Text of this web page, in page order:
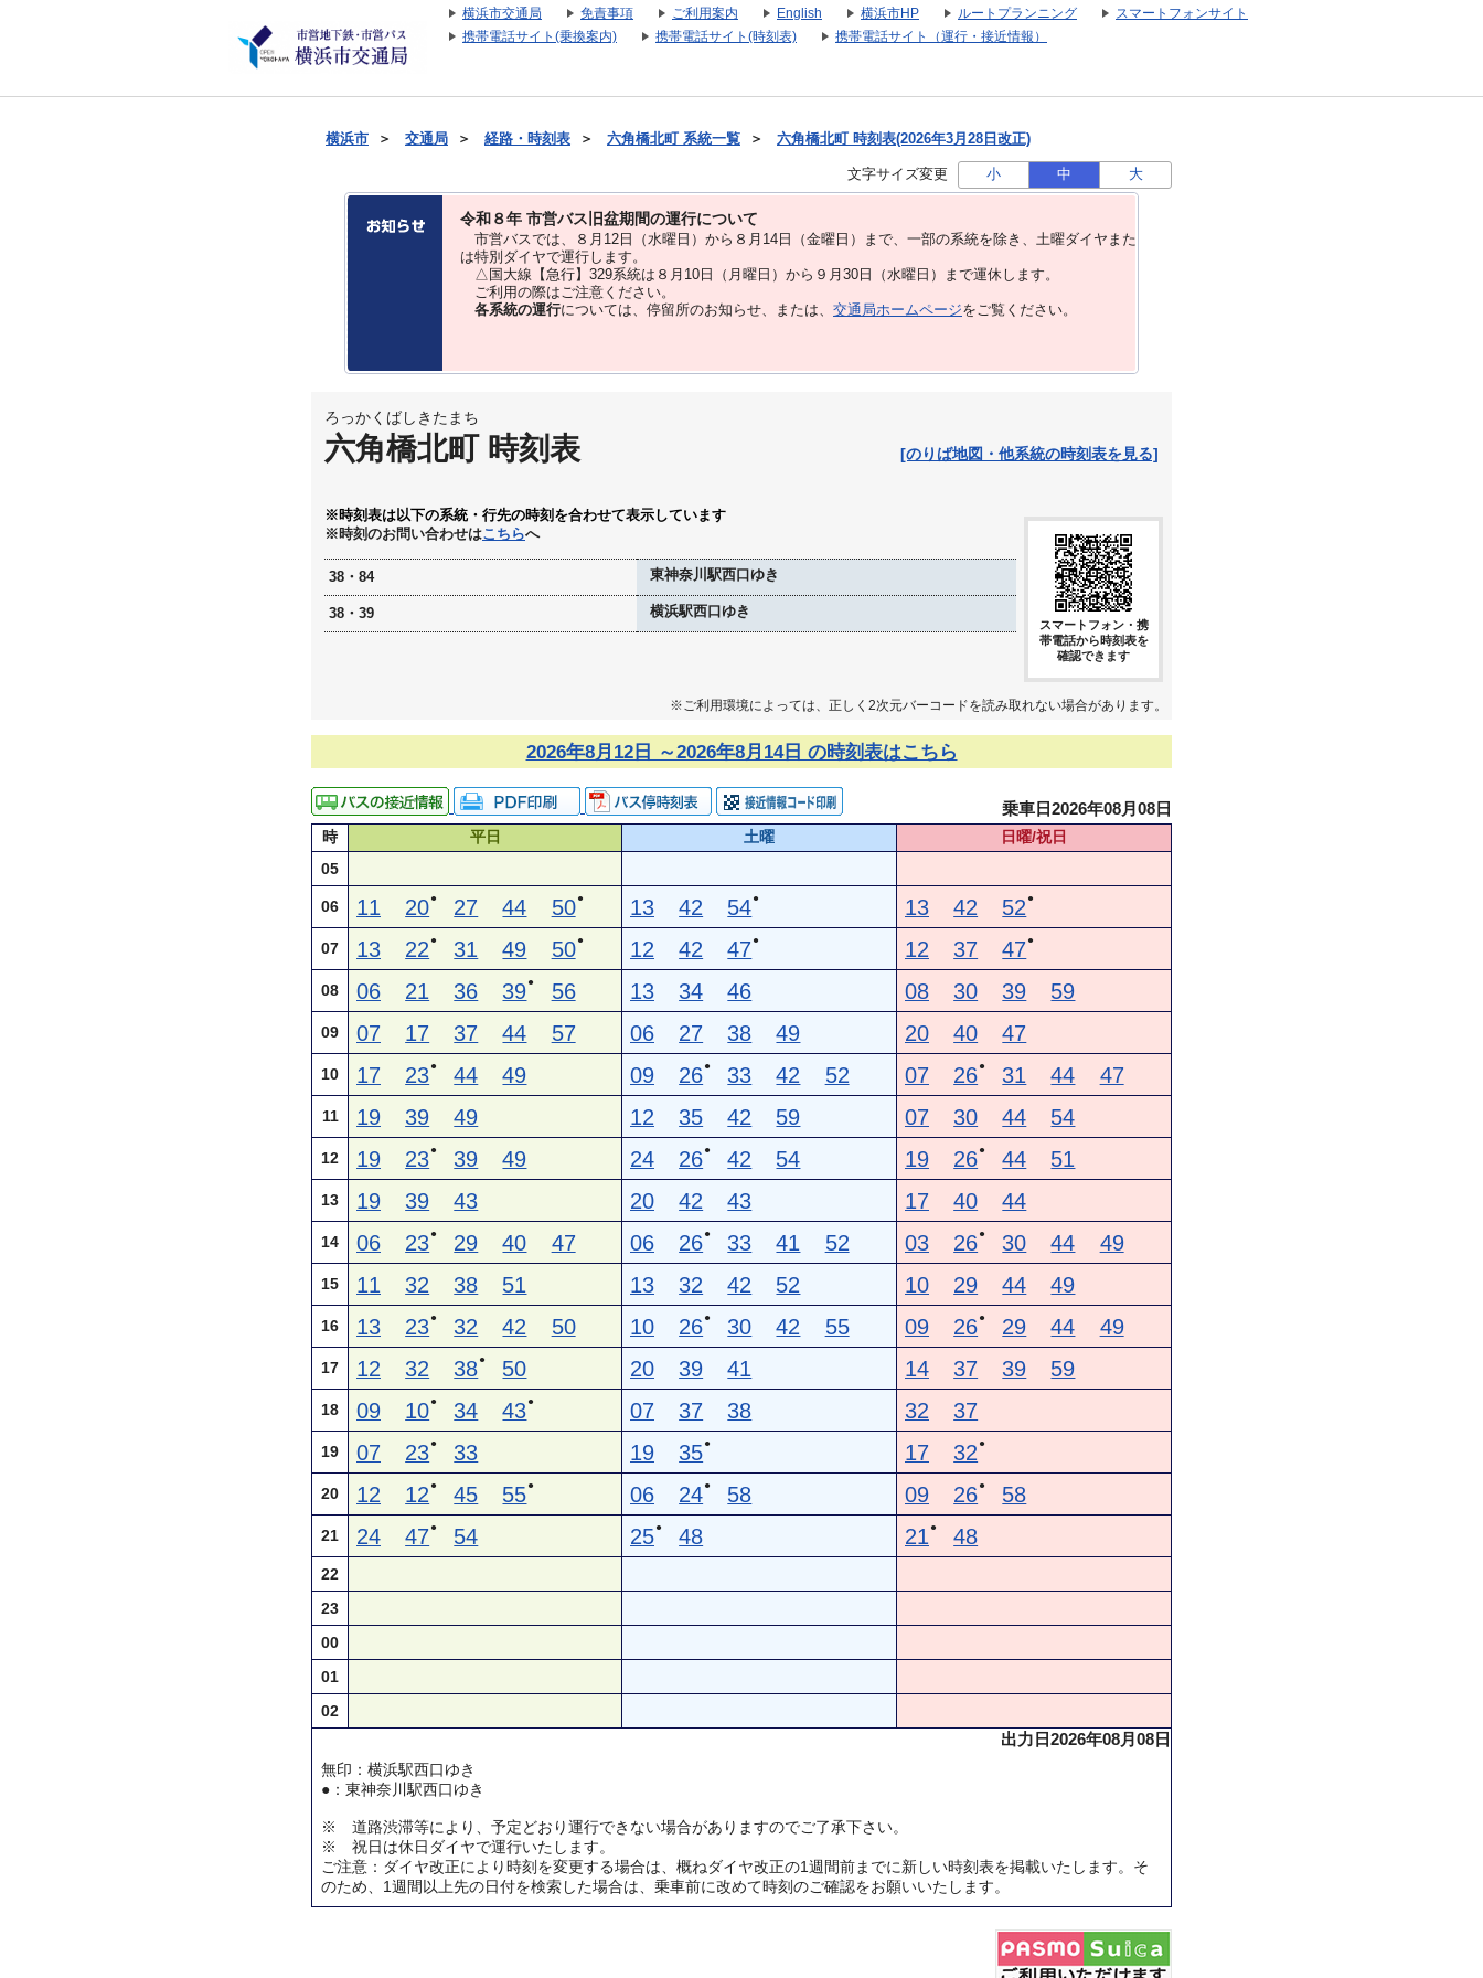
横浜市交通局 免責事項 ご利用案内 English 横浜市HP ルートプランニング
スマートフォンサイト
携帯電話サイト(乗換案内)
携帯電話サイト(時刻表) 携帯電話サイト（運行・接近情報）
横浜市 ＞ 交通局 ＞ 経路・時刻表 ＞ 六角橋北町 系統一覧 ＞ 六角橋北町 時刻表(2026年3月28日改正)
文字サイズ変更 小 中 大
令和８年 市営バス旧盆期間の運行について
市営バスでは、８⽉12⽇（水曜日）から８⽉14⽇（金曜日）まで、⼀部の系統を除き、⼟曜ダイヤまた
は特別ダイヤで運⾏します。
△国大線【急行】329系統は８月10日（月曜日）から９月30日（水曜日）まで運休します。
ご利用の際はご注意ください。
各系統の運行については、停留所のお知らせ、または、 交通局ホームページをご覧ください。
ろっかくばしきたまち
六角橋北町 時刻表 [のりば地図・他系統の時刻表を見る]
※時刻表は以下の系統・行先の時刻を合わせて表示しています
※時刻のお問い合わせはこちらへ
38・84 東神奈川駅西口ゆき
38・39 横浜駅西口ゆき
スマートフォン・携
帯電話から時刻表を
確認できます
※ご利用環境によっては、正しく2次元バーコードを読み取れない場合があります。
2026年8月12日 ～2026年8月14日 の時刻表はこちら
乗車日2026年08月08日
時 平日 土曜
日曜/祝日
05
06 11 20● 27 44 50 ● 13 42 54● 13 42 52 ●
07 13 22 ● 31 49 50 ● 12 42 47● 12 37 47●
08 06 21 36 39● 56 13 34 46 08 30 39 59
09 07 17 37 44 57 06 27 38 49 20 40 47
10 17 23● 44 49 09 26● 33 42 52 07 26● 31 44 47
11 19 39 49 12 35 42 59 07 30 44 54
12 19 23● 39 49 24 26● 42 54 19 26● 44 51
13 19 39 43 20 42 43 17 40 44
14 06 23● 29 40 47 06 26● 33 41 52 03 26● 30 44 49
15 11 32 38 51 13 32 42 52 10 29 44 49
16 13 23● 32 42 50 10 26● 30 42 55 09 26● 29 44 49
17 12 32 38● 50 20 39 41 14 37 39 59
18 09 10● 34 43● 07 37 38 32 37
19 07 23● 33 19 35● 17 32 ●
20 12 12 ● 45 55● 06 24● 58 09 26● 58
21 24 47● 54 25● 48 21 ● 48
22
23
00
01
02
出力日2026年08月08日
無印：横浜駅西口ゆき
●：東神奈川駅西口ゆき
※ 道路渋滞等により、予定どおり運行できない場合がありますのでご了承下さい。
※ 祝日は休日ダイヤで運行いたします。
ご注意：ダイヤ改正により時刻を変更する場合は、概ねダイヤ改正の1週間前までに新しい時刻表を掲載いたします。そ
のため、1週間以上先の日付を検索した場合は、乗車前に改めて時刻のご確認をお願いいたします。